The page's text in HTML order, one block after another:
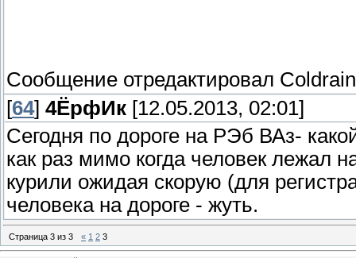
Сообщение отредактировал Coldrain
[64] 4ЁрфИк [12.05.2013, 02:01]
Сегодня по дороге на РЭб ВАз-
как раз мимо когда человек лежал
курили ожидая скорую (для
человека на дороге - жуть.
Страница 3 из 3 « 1 2 3